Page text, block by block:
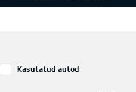
Kasutatud autod